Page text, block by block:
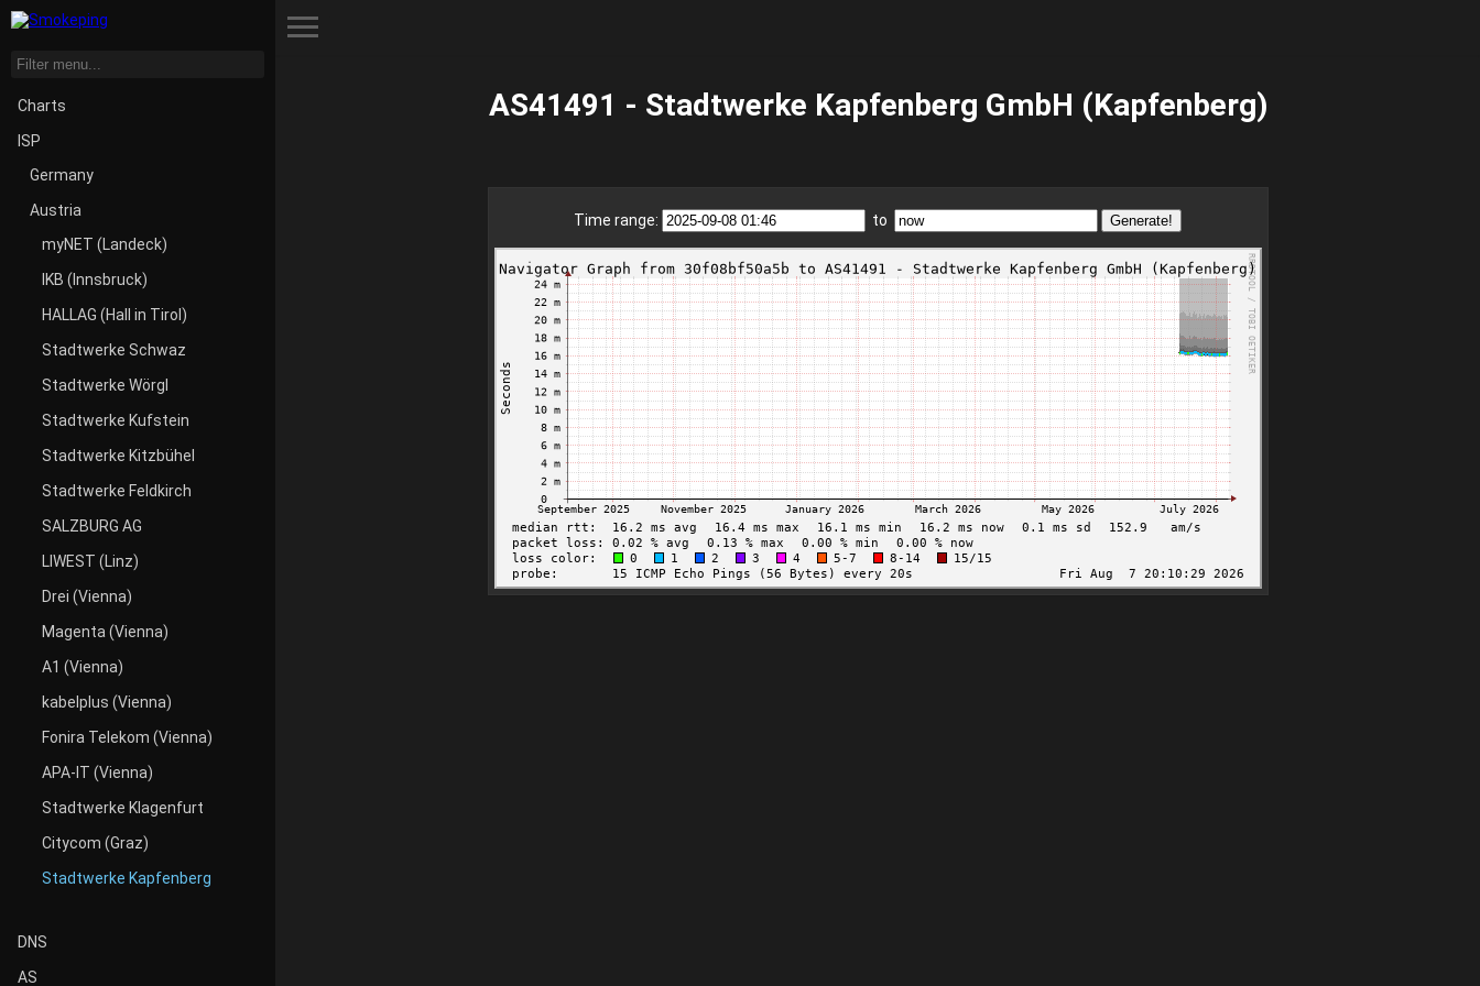
Charts
ISP
Germany
Austria
myNET (Landeck)
IKB (Innsbruck)
HALLAG (Hall in Tirol)
Stadtwerke Schwaz
Stadtwerke Wörgl
Stadtwerke Kufstein
Stadtwerke Kitzbühel
Stadtwerke Feldkirch
SALZBURG AG
LIWEST (Linz)
Drei (Vienna)
Magenta (Vienna)
A1 (Vienna)
kabelplus (Vienna)
Fonira Telekom (Vienna)
APA-IT (Vienna)
Stadtwerke Klagenfurt
Citycom (Graz)
Stadtwerke Kapfenberg
DNS
AS
AS41491 - Stadtwerke Kapfenberg GmbH (Kapfenberg)
Time range: to